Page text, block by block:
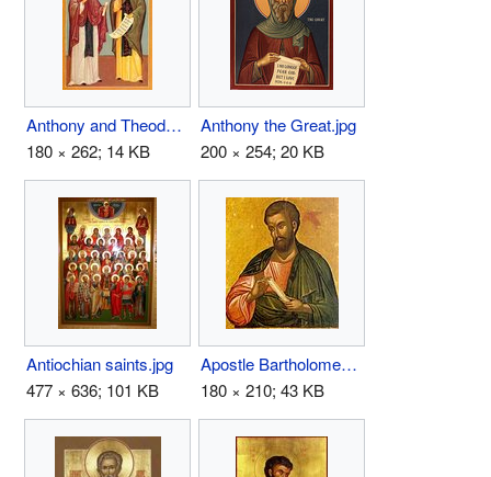
Anthony and Theodosius of Kiev Caves.jpg
180 × 262; 14 KB
Anthony the Great.jpg
200 × 254; 20 KB
Antiochian saints.jpg
477 × 636; 101 KB
Apostle Bartholomew.jpg
180 × 210; 43 KB